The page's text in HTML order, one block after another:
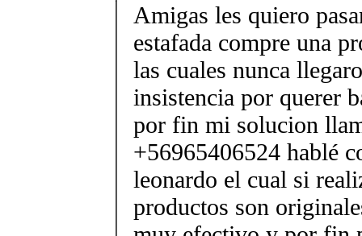
Amigas les quiero
estafada compre una
las cuales nunca
insistencia por querer
por fin mi solucion
+56965406524 hablé
leonardo el cual si
productos son